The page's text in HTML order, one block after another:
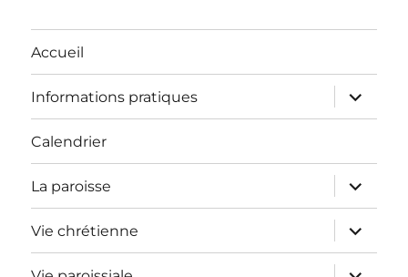
Accueil
Informations pratiques
ouvrir
le
sous-
Calendrier
La paroisse
ouvrir
le
sous-
menu
Vie chrétienne
ouvrir
le
sous-
menu
ouvrir